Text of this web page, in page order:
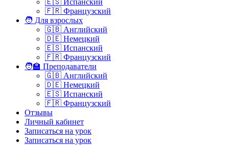
🇪🇸 Испанский
🇫🇷 Французский
🧑 Для взрослых
🇬🇧 Английский
🇩🇪 Немецкий
🇪🇸 Испанский
🇫🇷 Французский
🧑‍🏫 Преподаватели
🇬🇧 Английский
🇩🇪 Немецкий
🇪🇸 Испанский
🇫🇷 Французский
Отзывы
Личный кабинет
Записаться на урок
Записаться на урок